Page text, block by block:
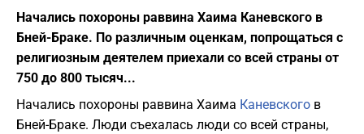
Начались похороны раввина Хаима Каневского в
Бней-Браке. По различным оценкам, попрощаться с
религиозным деятелем приехали со всей страны от
750 до 800 тысяч...
Начались похороны раввина Хаима Каневского в
Бней-Браке. Люди съехалась люди со всей страны,